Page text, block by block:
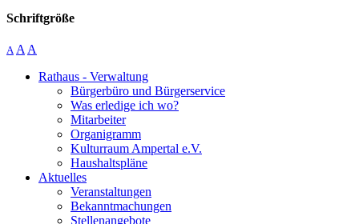
Schriftgröße
A A A
Rathaus - Verwaltung
Bürgerbüro und Bürgerservice
Was erledige ich wo?
Mitarbeiter
Organigramm
Kulturraum Ampertal e.V.
Haushaltspläne
Aktuelles
Veranstaltungen
Bekanntmachungen
Stellenangebote